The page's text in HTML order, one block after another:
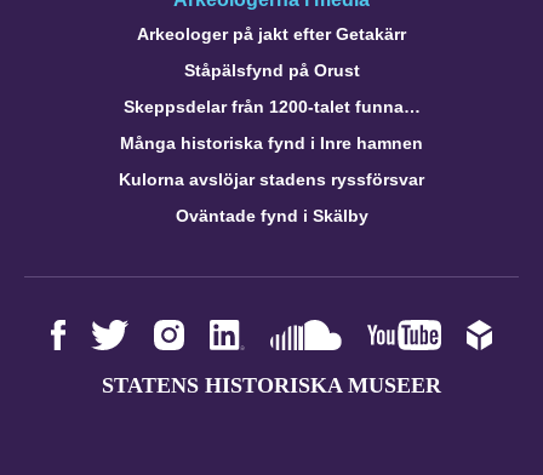
Arkeologer på jakt efter Getakärr
Ståpälsfynd på Orust
Skeppsdelar från 1200-talet funna…
Många historiska fynd i Inre hamnen
Kulorna avslöjar stadens ryssförsvar
Oväntade fynd i Skälby
STATENS HISTORISKA MUSEER